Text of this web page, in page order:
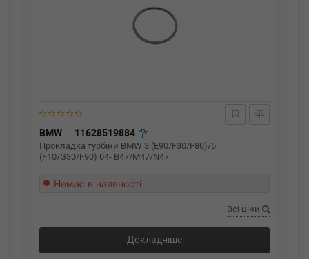
BMW 11628519884
Прокладка турбіни BMW 3 (E90/F30/F80)/5
(F10/G30/F90) 04- B47/M47/N47
Немає в наявності
Всі ціни
Докладніше